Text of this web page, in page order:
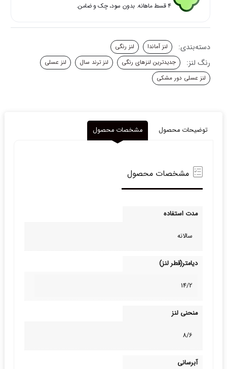
۴ قسط ماهانه. بدون سود، چک و ضامن.
دسته‌بندی: لنز آماندا لنز رنگی
رنگ لنز: جدیدترین لنزهای رنگی لنز ترند سال
لنز عسلی
لنز عسلی دور مشکی
توضیحات محصول مشخصات محصول
مشخصات محصول
مدت استفاده
سالانه
دیامتر(قطر لنز)
14/2
منحنی لنز
8/6
آبرسانی